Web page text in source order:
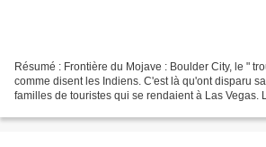
Résumé : Frontière du Mojave : Boulder City, le "
comme disent les Indiens. C'est là qu'ont disparu
familles de touristes qui se rendaient à Las Vegas.